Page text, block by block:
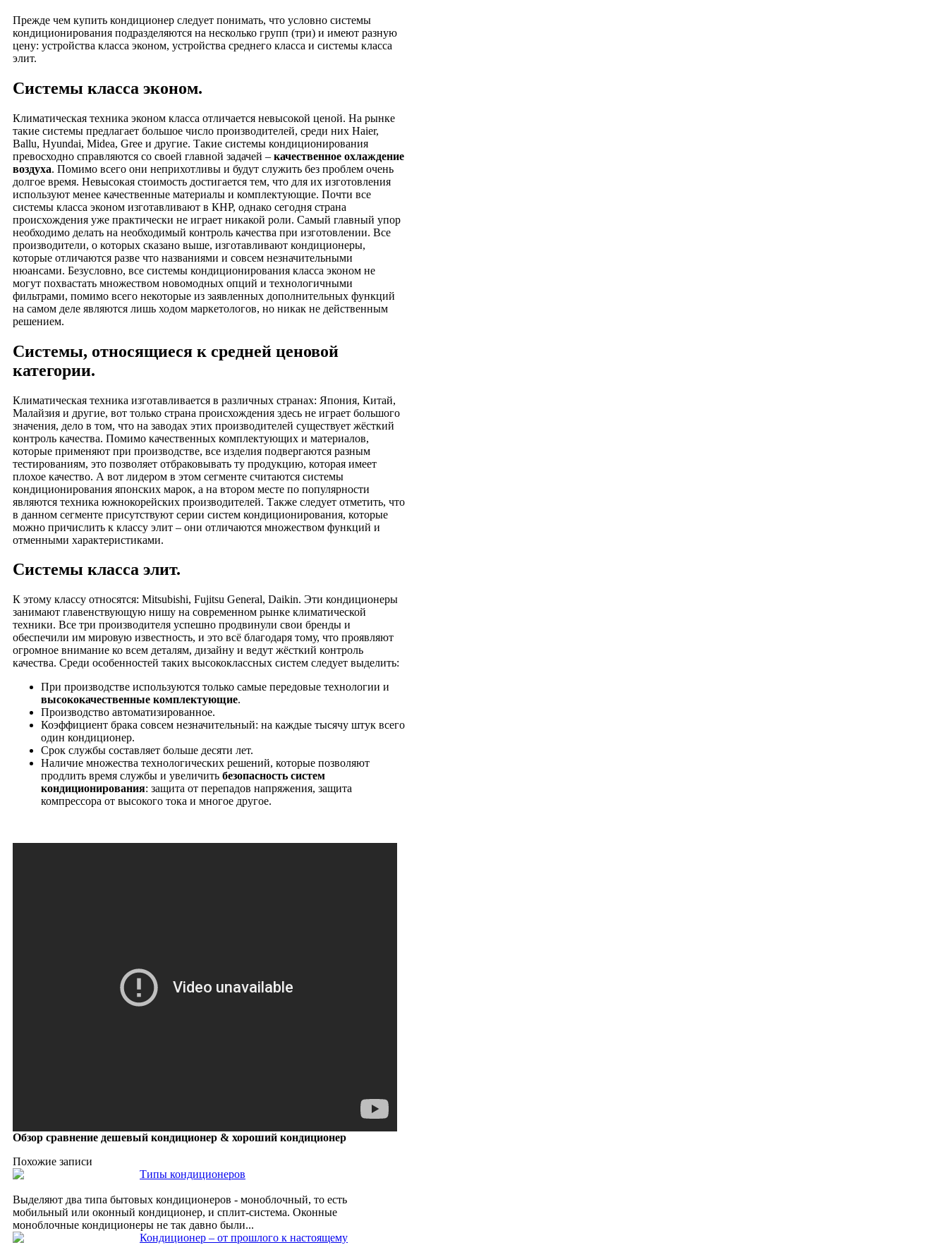
Прежде чем купить кондиционер следует понимать, что условно системы
кондиционирования подразделяются на несколько групп (три) и имеют разную
цену: устройства класса эконом, устройства среднего класса и системы класса
элит.
Системы класса эконом.
Климатическая техника эконом класса отличается невысокой ценой. На рынке
такие системы предлагает большое число производителей, среди них Haier,
Ballu, Hyundai, Midea, Gree и другие. Такие системы кондиционирования
превосходно справляются со своей главной задачей – качественное охлаждение
воздуха. Помимо всего они неприхотливы и будут служить без проблем очень
долгое время. Невысокая стоимость достигается тем, что для их изготовления
используют менее качественные материалы и комплектующие. Почти все
системы класса эконом изготавливают в КНР, однако сегодня страна
происхождения уже практически не играет никакой роли. Самый главный упор
необходимо делать на необходимый контроль качества при изготовлении. Все
производители, о которых сказано выше, изготавливают кондиционеры,
которые отличаются разве что названиями и совсем незначительными
нюансами. Безусловно, все системы кондиционирования класса эконом не
могут похвастать множеством новомодных опций и технологичными
фильтрами, помимо всего некоторые из заявленных дополнительных функций
на самом деле являются лишь ходом маркетологов, но никак не действенным
решением.
Системы, относящиеся к средней ценовой
категории.
Климатическая техника изготавливается в различных странах: Япония, Китай,
Малайзия и другие, вот только страна происхождения здесь не играет большого
значения, дело в том, что на заводах этих производителей существует жёсткий
контроль качества. Помимо качественных комплектующих и материалов,
которые применяют при производстве, все изделия подвергаются разным
тестированиям, это позволяет отбраковывать ту продукцию, которая имеет
плохое качество. А вот лидером в этом сегменте считаются системы
кондиционирования японских марок, а на втором месте по популярности
являются техника южнокорейских производителей. Также следует отметить, что
в данном сегменте присутствуют серии систем кондиционирования, которые
можно причислить к классу элит – они отличаются множеством функций и
отменными характеристиками.
Системы класса элит.
К этому классу относятся: Mitsubishi, Fujitsu General, Daikin. Эти кондиционеры
занимают главенствующую нишу на современном рынке климатической
техники. Все три производителя успешно продвинули свои бренды и
обеспечили им мировую известность, и это всё благодаря тому, что проявляют
огромное внимание ко всем деталям, дизайну и ведут жёсткий контроль
качества. Среди особенностей таких высококлассных систем следует выделить:
При производстве используются только самые передовые технологии и
высококачественные комплектующие.
Производство автоматизированное.
Коэффициент брака совсем незначительный: на каждые тысячу штук всего
один кондиционер.
Срок службы составляет больше десяти лет.
Наличие множества технологических решений, которые позволяют
продлить время службы и увеличить безопасность систем
кондиционирования: защита от перепадов напряжения, защита
компрессора от высокого тока и многое другое.
Обзор сравнение дешевый кондиционер & хороший кондиционер
Похожие записи
Типы кондиционеров
Выделяют два типа бытовых кондиционеров - моноблочный, то есть
мобильный или оконный кондиционер, и сплит-система. Оконные
моноблочные кондиционеры не так давно были...
Кондиционер – от прошлого к настоящему